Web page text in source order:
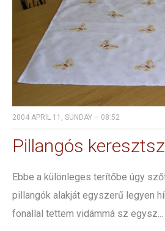
2004 APRIL 11, SUNDAY – 08:52
Pillangós
Ebbe a különleges terítőbe úgy
pillangók alakját egyszerű legyen
fonallal tettem vidámmá sz egysz...